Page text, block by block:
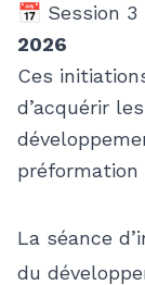
📅 Session 3
2026
Ces
d’acquérir
préformation
La séance
du